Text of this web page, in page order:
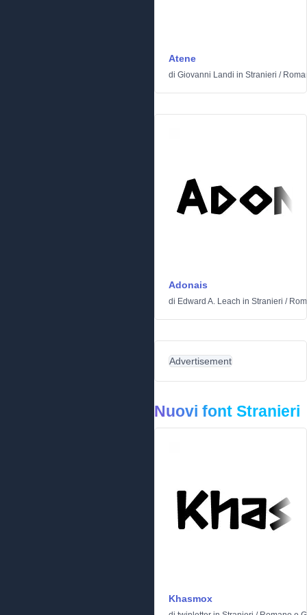
Atene
di Giovanni Landi in Stranieri /
Adonais
di Edward A. Leach in Stranieri /
Advertisement
Nuovi font Stranieri
Khasmox